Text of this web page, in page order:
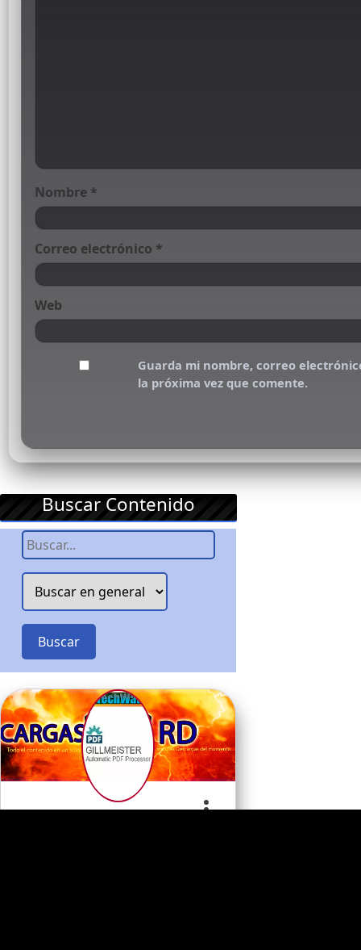
Nombre *
Correo electrónico *
Web
Guarda mi nombre, correo
la próxima vez que comente.
Buscar Contenido
Buscar